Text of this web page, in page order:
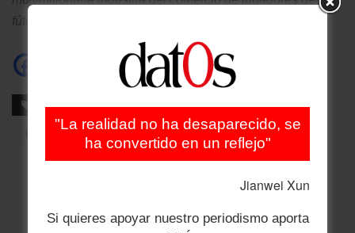
fútbol.
Etiquetas Certificado de vacunación Corrupción
"La realidad no ha desaparecido, se
ha convertido en un reflejo"
Jianwei Xun
Si quieres apoyar nuestro periodismo aporta